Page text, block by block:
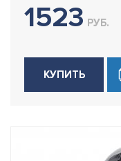
1523 РУБ.
КУПИТЬ